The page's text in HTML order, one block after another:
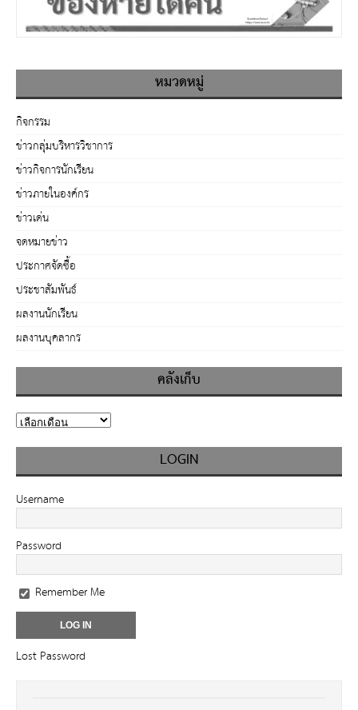
หมวดหมู่
กิจกรรม
ข่าวกลุ่มบริหารวิชาการ
ข่าวกิจการนักเรียน
ข่าวภายในองค์กร
ข่าวเด่น
จดหมายข่าว
ประกาศจัดซื้อ
ประชาสัมพันธ์
ผลงานนักเรียน
ผลงานบุคลากร
คลังเก็บ
LOGIN
Username
Password
Remember Me
Lost Password